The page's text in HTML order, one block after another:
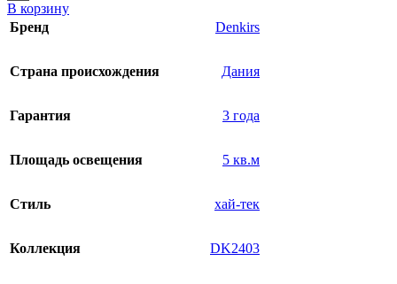
В корзину
Бренд
Denkirs
Страна происхождения Дания
Гарантия 3 года
Площадь освещения 5 кв.м
Стиль хай-тек
Коллекция DK2403